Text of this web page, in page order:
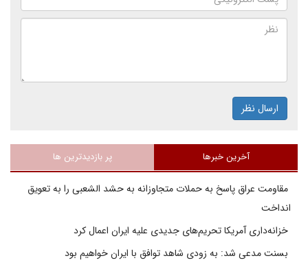
ارسال نظر
آخرین خبرها پر بازدیدترین ها
مقاومت عراق پاسخ به حملات متجاوزانه به حشد الشعبی را به تعویق
انداخت
خزانه‌داری آمریکا تحریم‌های جدیدی علیه ایران اعمال کرد
بسنت مدعی شد: به زودی شاهد توافق با ایران خواهیم بود